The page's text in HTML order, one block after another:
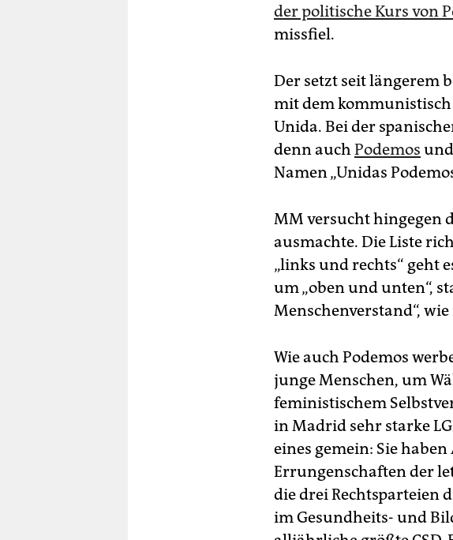
der politische Kurs von
missfiel.
Der setzt seit längerem
mit dem
Unida. Bei der
denn auch Podemos
Namen „Unidas
MM versucht hingegen
ausmachte. Die Liste
„links und rechts“ geht
um „oben und unten“,
Menschenverstand“,
Wie auch Podemos
junge Menschen, um
feministischem
in Madrid sehr starke
eines gemein: Sie
Errungenschaften der
die drei Rechtsparteien
im Gesundheits- und